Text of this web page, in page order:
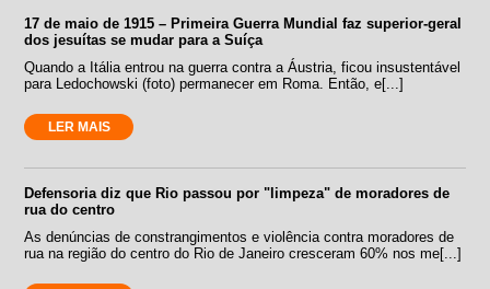
17 de maio de 1915 – Primeira Guerra Mundial faz superior-geral
dos jesuítas se mudar para a Suíça
Quando a Itália entrou na guerra contra a Áustria, ficou insustentável
para Ledochowski (foto) permanecer em Roma. Então, e[...]
LER MAIS
Defensoria diz que Rio passou por "limpeza" de moradores de
rua do centro
As denúncias de constrangimentos e violência contra moradores de
rua na região do centro do Rio de Janeiro cresceram 60% nos me[...]